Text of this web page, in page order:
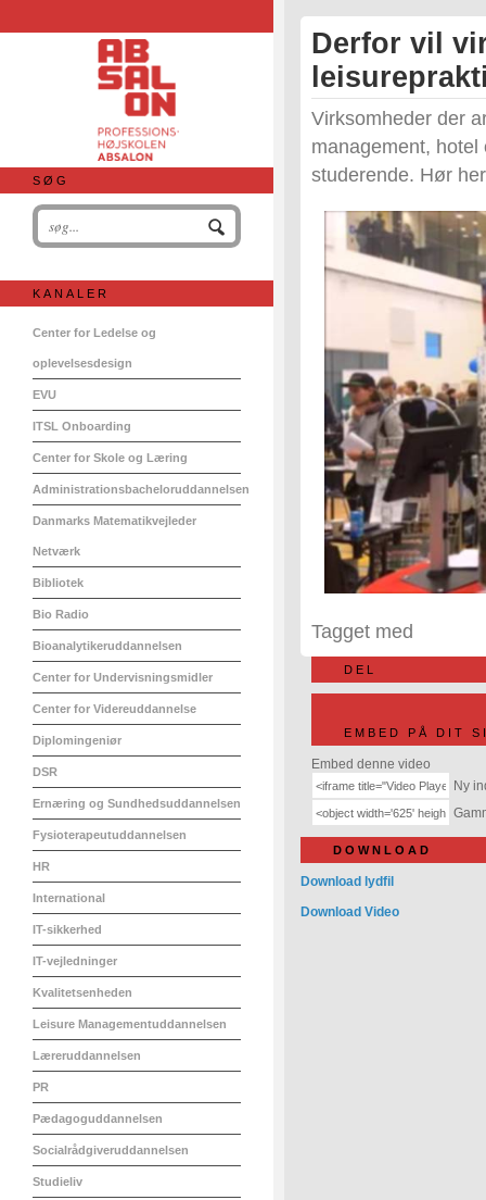
SØG
KANALER
Center for Ledelse og
oplevelsesdesign
EVU
ITSL Onboarding
Center for Skole og Læring
Administrationsbacheloruddannelsen
Danmarks Matematikvejleder
Netværk
Bibliotek
Bio Radio
Bioanalytikeruddannelsen
Center for Undervisningsmidler
Center for Videreuddannelse
Diplomingeniør
DSR
Ernæring og Sundhedsuddannelsen
Fysioterapeutuddannelsen
HR
International
IT-sikkerhed
IT-vejledninger
Kvalitetsenheden
Leisure Managementuddannelsen
Læreruddannelsen
PR
Pædagoguddannelsen
Socialrådgiveruddannelsen
Studieliv
Derfor vil
Virksomheder der
management,
studerende. Hør
Tagget med
DEL
EMBED PÅ DIT
Embed denne video
Ny
DOWNLOAD
Download lydfil
Download Video